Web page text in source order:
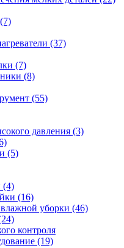
(7)
(37)
(7)
(8)
(55)
давления (3)
(5)
(4)
(16)
уборки (46)
контроля
(19)